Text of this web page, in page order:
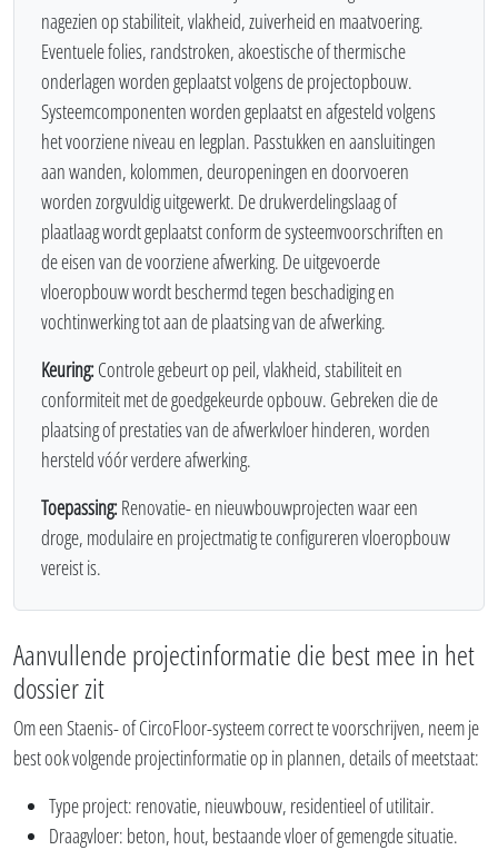
nagezien op stabiliteit, vlakheid, zuiverheid en maatvoering.
Eventuele folies, randstroken, akoestische of thermische
onderlagen worden geplaatst volgens de projectopbouw.
Systeemcomponenten worden geplaatst en afgesteld volgens
het voorziene niveau en legplan. Passtukken en aansluitingen
aan wanden, kolommen, deuropeningen en doorvoeren
worden zorgvuldig uitgewerkt. De drukverdelingslaag of
plaatlaag wordt geplaatst conform de systeemvoorschriften en
de eisen van de voorziene afwerking. De uitgevoerde
vloeropbouw wordt beschermd tegen beschadiging en
vochtinwerking tot aan de plaatsing van de afwerking.
Keuring:Controle gebeurt op peil, vlakheid, stabiliteit en
conformiteit met de goedgekeurde opbouw. Gebreken die de
plaatsing of prestaties van de afwerkvloer hinderen, worden
hersteld vóór verdere afwerking.
Toepassing:Renovatie- en nieuwbouwprojecten waar een
droge, modulaire en projectmatig te configureren vloeropbouw
vereist is.
Aanvullende projectinformatie die best mee in het
dossier zit
Om een Staenis- of CircoFloor-systeem correct te voorschrijven, neem je
best ook volgende projectinformatie op in plannen, details of meetstaat:
Type project: renovatie, nieuwbouw, residentieel of utilitair.
Draagvloer: beton, hout, bestaande vloer of gemengde situatie.